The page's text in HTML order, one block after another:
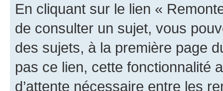
En cliquant sur le lien «
de consulter un sujet, vous
des sujets, à la première page
pas ce lien, cette fonctionnalité
d’attente nécessaire entre les